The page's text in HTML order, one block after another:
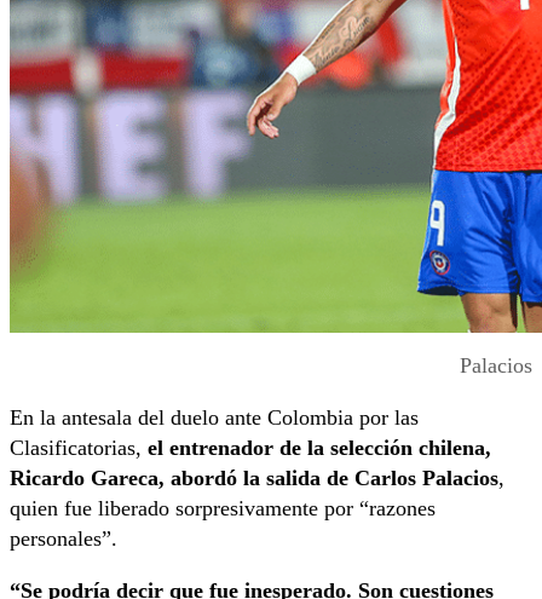
Palacios
En la antesala del duelo ante Colombia por las
Clasificatorias, el entrenador de la selección chilena,
Ricardo Gareca, abordó la salida de Carlos Palacios,
quien fue liberado sorpresivamente por “razones
personales”.
“Se podría decir que fue inesperado. Son cuestiones